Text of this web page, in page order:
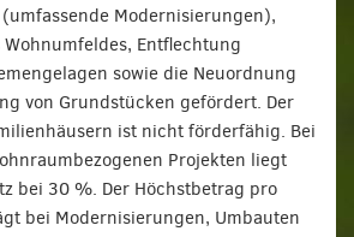
Modernisierungen),
Entflechtung
sowie die Neuordnung
von Grundstücken gefördert. Der
ist nicht förderfähig. Bei
Projekten liegt
bei 30 %. Der Höchstbetrag pro
bei Modernisierungen, Umbauten